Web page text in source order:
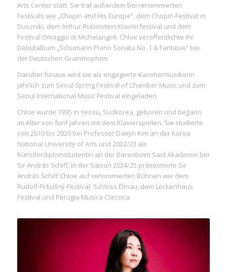
Arts Center statt. Sie trat außerdem bei renommierten
Festivals wie „Chopin and His Europe“, dem Chopin-Festival in
Duszniki, dem Arthur-Rubinstein-Klavierfestival und dem
Festival Omaggio di Michelangeli. Chloe veröffentlichte ihr
Debütalbum „Schumann Piano Sonata No. 1 & Fantasie“ bei
der Deutschen Grammophon.
Darüber hinaus wird sie als engagierte Kammermusikerin
jährlich zum Seoul Spring Festival of Chamber Music und zum
Seoul International Music Festival eingeladen
Chloe wurde 1995 in Yeosu, Südkorea, geboren und begann
im Alter von fünf Jahren mit dem Klavierspielen. Sie studierte
von 2010 bis 2020 bei Professor Daejin Kim an der Korea
National University of Arts und 2022/23 als
Künstlerdiplomstudentin an der Barenboim Said Akademie bei
Sir András Schiff. In der Saison 2024/25 präsentierte Sir
András Schiff Chloe auf renommierten Bühnen wie dem
Rudolf-Firkušný-Festival, Schloss Elmau, dem Lockenhaus
Festival und Perugia Musica Classica.